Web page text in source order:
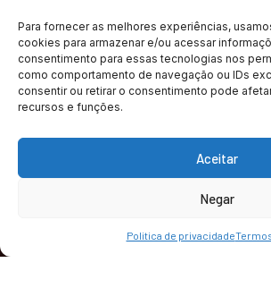
Para fornecer as melhores experiências,
cookies para armazenar e/ou acessar
consentimento para essas tecnologias nos
como comportamento de navegação ou IDs
consentir ou retirar o consentimento pode
recursos e funções.
Aceitar
Negar
Politica de privacidade
Reservados